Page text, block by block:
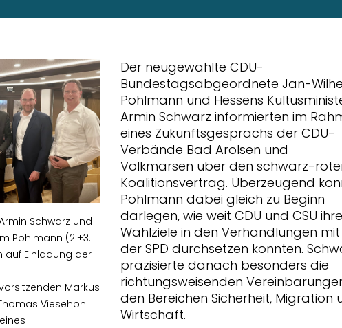
Schwarz und
Pohlmann (2.+3.
auf Einladung der
Markus
Viesehon
Der neugewählte CDU-
Bundestagsabgeordnete Jan-
Pohlmann und Hessens
Armin Schwarz informierten im
eines Zukunftsgesprächs der CDU-
Verbände Bad Arolsen und
Volkmarsen über den schwarz-
Koalitionsvertrag. Überzeugend
Pohlmann dabei gleich zu Beginn
darlegen, wie weit CDU und CSU ihre
Wahlziele in den Verhandlungen mit
der SPD durchsetzen konnten.
präzisierte danach besonders die
richtungsweisenden
den Bereichen Sicherheit, Migration
Wirtschaft.